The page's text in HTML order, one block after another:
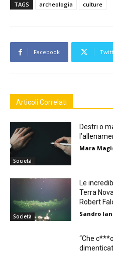
TAGS archeologia culture
Facebook
Articoli Correlati
Società
Destri o
Mara
Società
Le
Terra
Robert
Sandro
“Che